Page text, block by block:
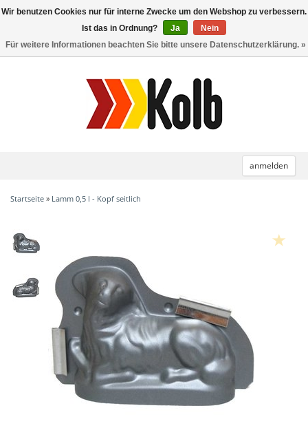
anmelden
Toggle
Startseite » Lamm 0,5 l - Kopf seitlich
Wir benutzen Cookies nur für interne Zwecke um den Webshop zu verbessern.
Ist das in Ordnung?
Ja
Nein
Für weitere Informationen beachten Sie bitte unsere Datenschutzerklärung. »